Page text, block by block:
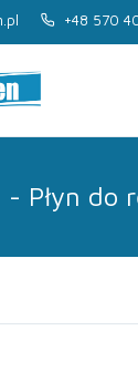
+48 570
- Płyn do